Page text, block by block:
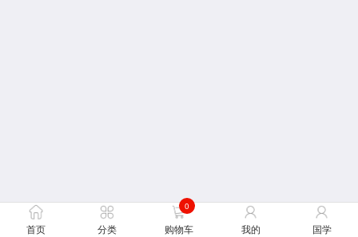
首页 分类
0
购物车 我的 国学